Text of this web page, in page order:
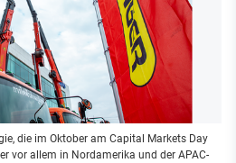
die im Oktober am Capital Markets Day
vor allem in Nordamerika und der APAC-